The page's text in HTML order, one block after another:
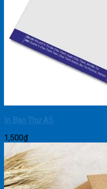
In Bao Thư A5
1,500₫